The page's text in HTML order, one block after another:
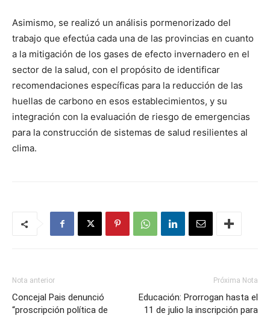
Asimismo, se realizó un análisis pormenorizado del
trabajo que efectúa cada una de las provincias en cuanto
a la mitigación de los gases de efecto invernadero en el
sector de la salud, con el propósito de identificar
recomendaciones específicas para la reducción de las
huellas de carbono en esos establecimientos, y su
integración con la evaluación de riesgo de emergencias
para la construcción de sistemas de salud resilientes al
clima.
Nota anterior
Concejal Pais denunció
“proscripción política de
Próxima Nota
Educación: Prorrogan hasta el
11 de julio la inscripción para